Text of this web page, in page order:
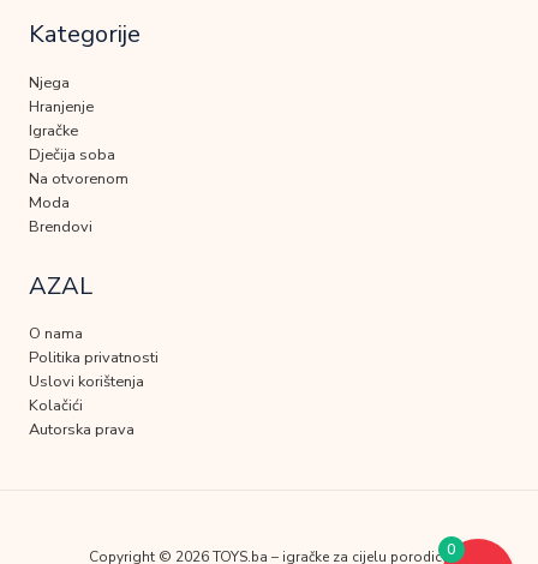
Kategorije
Njega
Hranjenje
Igračke
Dječija soba
Na otvorenom
Moda
Brendovi
AZAL
O nama
Politika privatnosti
Uslovi korištenja
Kolačići
Autorska prava
Copyright © 2026 TOYS.ba – igračke za cijelu porodicu0